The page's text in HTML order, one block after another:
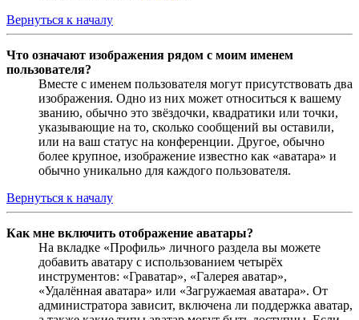
Вернуться к началу
Что означают изображения рядом с моим именем
пользователя?
Вместе с именем пользователя могут присутствовать два
изображения. Одно из них может относиться к вашему
званию, обычно это звёздочки, квадратики или точки,
указывающие на то, сколько сообщений вы оставили,
или на ваш статус на конференции. Другое, обычно
более крупное, изображение известно как «аватара» и
обычно уникально для каждого пользователя.
Вернуться к началу
Как мне включить отображение аватары?
На вкладке «Профиль» личного раздела вы можете
добавить аватару с использованием четырёх
инструментов: «Граватар», «Галерея аватар»,
«Удалённая аватара» или «Загружаемая аватара». От
администратора зависит, включена ли поддержка аватар,